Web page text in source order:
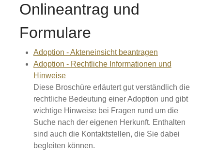
Onlineantrag und
Formulare
Adoption - Akteneinsicht beantragen
Adoption - Rechtliche Informationen und
Hinweise
Diese Broschüre erläutert gut verständlich die
rechtliche Bedeutung einer Adoption und gibt
wichtige Hinweise bei Fragen rund um die
Suche nach der eigenen Herkunft. Enthalten
sind auch die Kontaktstellen, die Sie dabei
begleiten können.